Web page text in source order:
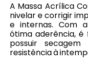
A Massa Acrílica
nivelar e corrigir
e internas. Com
ótima aderência,
possuir secagem
resistência à